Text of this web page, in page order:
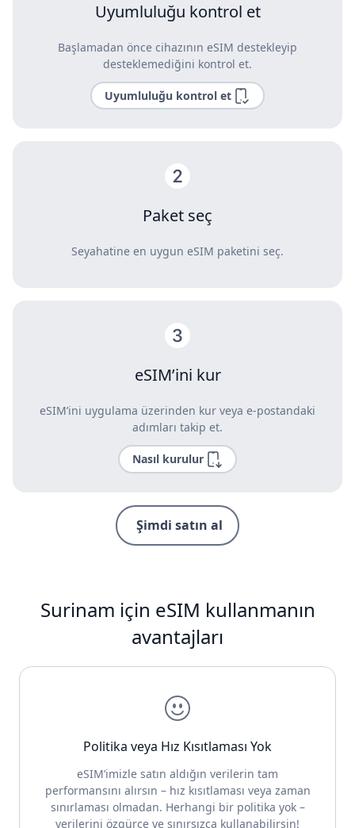
Uyumluluğu kontrol et
Başlamadan önce cihazının eSIM destekleyip
desteklemediğini kontrol et.
Uyumluluğu kontrol et
Paket seç
Seyahatine en uygun eSIM paketini seç.
eSIM’ini kur
eSIM’ini uygulama üzerinden kur veya e-postandaki
adımları takip et.
Nasıl kurulur
Şimdi satın al
Surinam için eSIM kullanmanın
avantajları
Politika veya Hız Kısıtlaması Yok
eSIM’imizle satın aldığın verilerin tam
performansını alırsın – hız kısıtlaması veya zaman
sınırlaması olmadan. Herhangi bir politika yok –
verilerini özgürce ve sınırsızca kullanabilirsin!